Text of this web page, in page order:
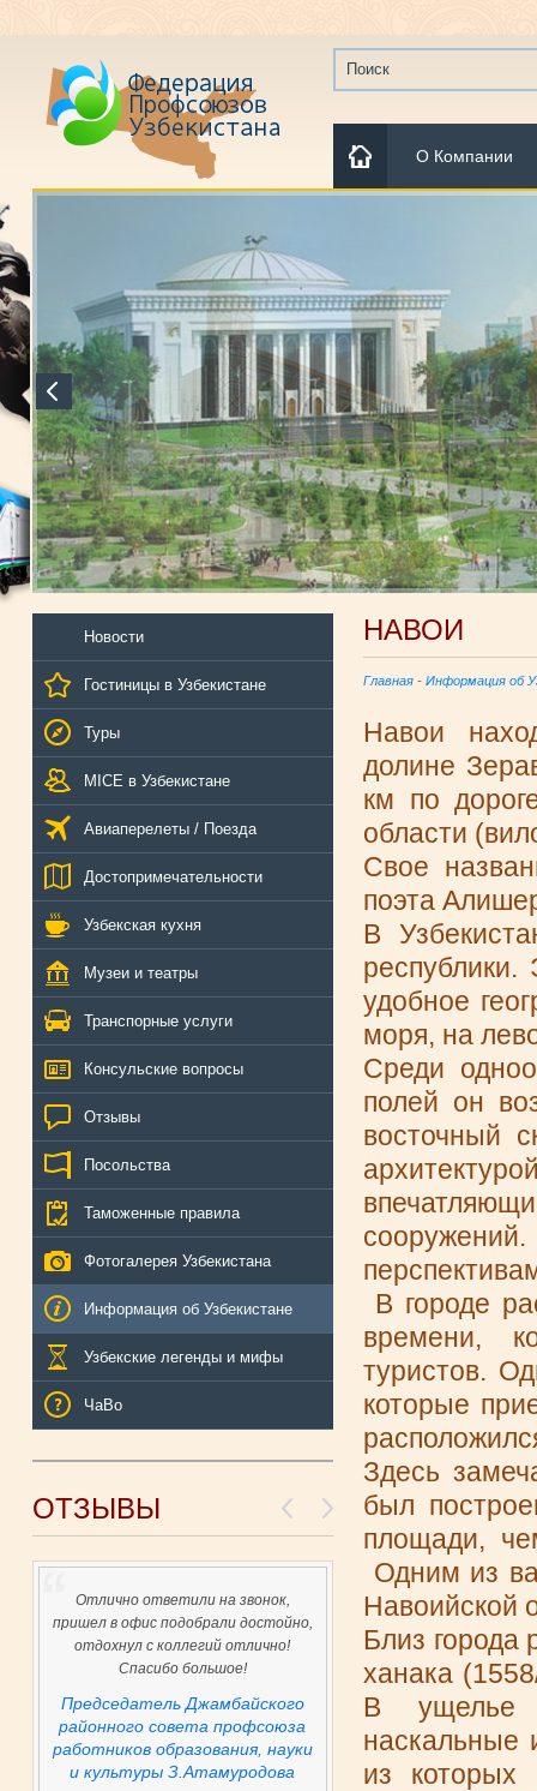
О Компании
Новости
Гостиницы в Узбекистане
Туры
MICE в Узбекистане
Авиаперелеты / Поезда
Достопримечательности
Узбекская кухня
Музеи и театры
Транспорные услуги
Консульские вопросы
Отзывы
Посольства
Таможенные правила
Фотогалерея Узбекистана
Информация об Узбекистане
Узбекские легенды и мифы
ЧаВо
ОТЗЫВЫ
Отлично ответили на звонок,
пришел в офис подобрали достойно,
отдохнул с коллегий отлично!
Спасибо большое!
Председатель Джамбайского
районного совета профсоюза
работников образования, науки
и культуры З.Атамуродова
НАВОИ
Главная - Информация об
Навои
долине
км по
области
Свое
поэта
В
удобное
моря, на
Среди
полей он
восточный
В городе
времени,
туристов.
которые
Здесь
был
площади,
Одним из
Навоийской
Близ
ханака
В ущелье
наскальные
из которых